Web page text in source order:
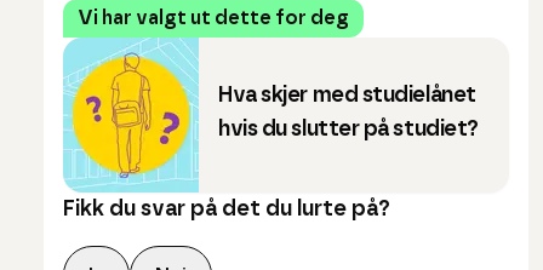
Vi har valgt ut dette for deg
Hva skjer med studielånet
hvis du slutter på studiet?
Fikk du svar på det du lurte på?